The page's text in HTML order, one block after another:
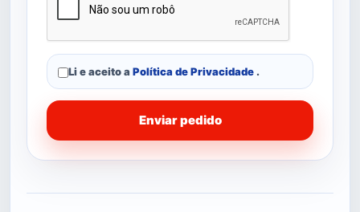
Li e aceito a Política de Privacidade .
Enviar pedido